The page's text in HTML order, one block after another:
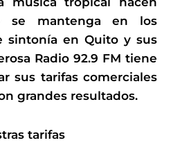
mantenga en los
sintonía en Quito y sus
Radio 92.9 FM tiene
sus tarifas comerciales
grandes resultados.
tarifas